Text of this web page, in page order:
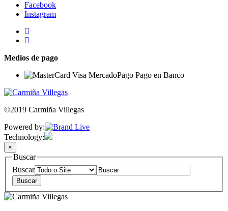
Facebook
Instagram
Medios de pago
©2019 Carmiña Villegas
Powered by:
Technology:
×
Buscar
Buscar